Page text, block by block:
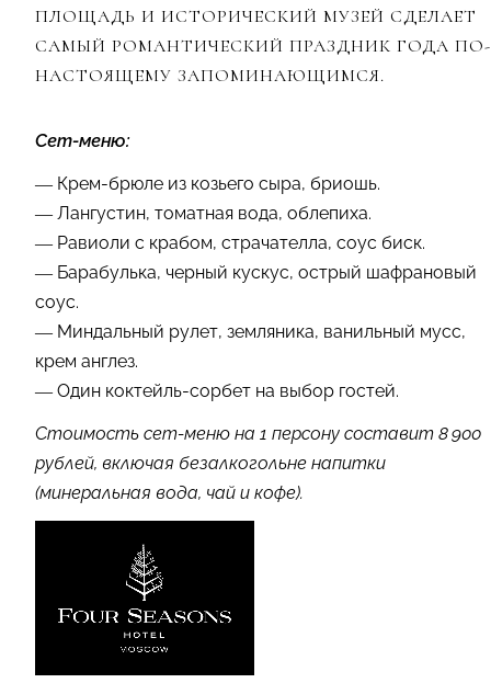
ПЛОЩАДЬ И ИСТОРИЧЕСКИЙ МУЗЕЙ СДЕЛАЕТ
САМЫЙ РОМАНТИЧЕСКИЙ ПРАЗДНИК ГОДА ПО-
НАСТОЯЩЕМУ ЗАПОМИНАЮЩИМСЯ.
Сет-меню:
— Крем-брюле из козьего сыра, бриошь.
— Лангустин, томатная вода, облепиха.
— Равиоли с крабом, страчателла, соус биск.
— Барабулька, черный кускус, острый шафрановый
соус.
— Миндальный рулет, земляника, ванильный мусс,
крем англез.
— Один коктейль-сорбет на выбор гостей.
Стоимость сет-меню на 1 персону составит 8 900
рублей, включая безалкогольне напитки
(минеральная вода, чай и кофе).